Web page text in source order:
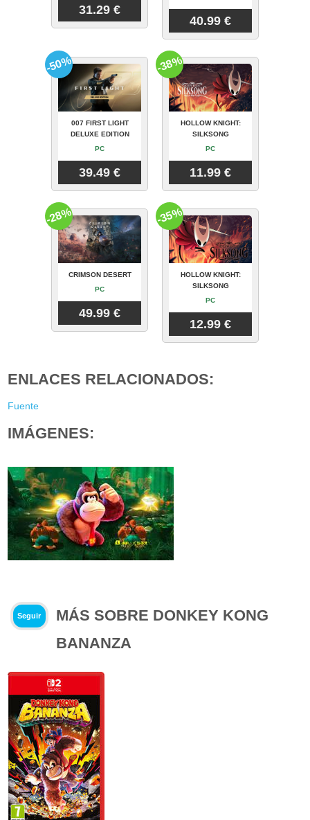
31.29 €
40.99 €
007 FIRST LIGHT
DELUXE EDITION
PC
39.49 €
-50%
HOLLOW KNIGHT:
SILKSONG
PC
11.99 €
-38%
CRIMSON DESERT
PC
49.99 €
-28%
HOLLOW KNIGHT:
SILKSONG
PC
12.99 €
-35%
ENLACES RELACIONADOS:
Fuente
IMÁGENES:
Seguir
MÁS SOBRE DONKEY KONG
BANANZA